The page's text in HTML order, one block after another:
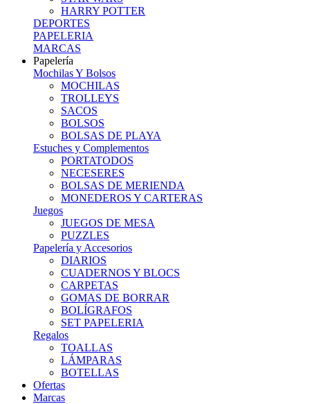
HARRY POTTER
DEPORTES
PAPELERIA
MARCAS
Papelería
Mochilas Y Bolsos
MOCHILAS
TROLLEYS
SACOS
BOLSOS
BOLSAS DE PLAYA
Estuches y Complementos
PORTATODOS
NECESERES
BOLSAS DE MERIENDA
MONEDEROS Y CARTERAS
Juegos
JUEGOS DE MESA
PUZZLES
Papelería y Accesorios
DIARIOS
CUADERNOS Y BLOCS
CARPETAS
GOMAS DE BORRAR
BOLÍGRAFOS
SET PAPELERIA
Regalos
TOALLAS
LÁMPARAS
BOTELLAS
Ofertas
Marcas